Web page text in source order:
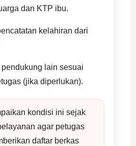
dan KTP ibu.
kelahiran dari
pendukung lain sesuai
(jika diperlukan).
kondisi ini sejak
agar petugas
daftar berkas